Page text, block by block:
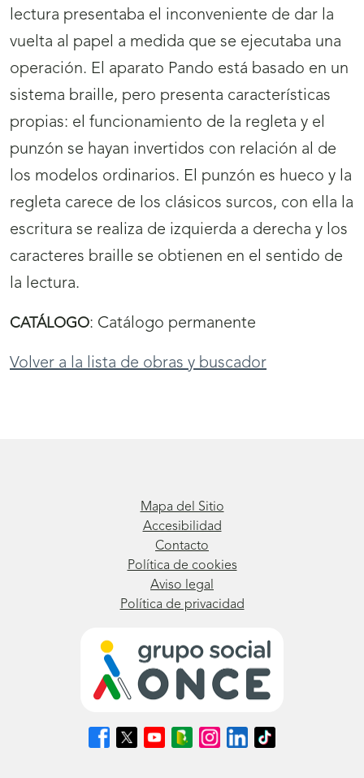
lectura presentaba el inconveniente de dar la
vuelta al papel a medida que se ejecutaba una
operación. El aparato Pando está basado en un
sistema braille, pero presenta características
propias: el funcionamiento de la regleta y el
punzón se hayan invertidos con relación al de
los modelos ordinarios. El punzón es hueco y la
regleta carece de los clásicos surcos, con ella la
escritura se realiza de izquierda a derecha y los
caracteres braille se obtienen en el sentido de
la lectura.
CATÁLOGO: Catálogo permanente
Volver a la lista de obras y buscador
Mapa del Sitio
Accesibilidad
Contacto
Política de cookies
Aviso legal
Política de privacidad
Síguenos
en
Síguenos
en
Síguenos
en
Síguenos
en
Síguenos
en
Síguenos
en
Síguenos
en